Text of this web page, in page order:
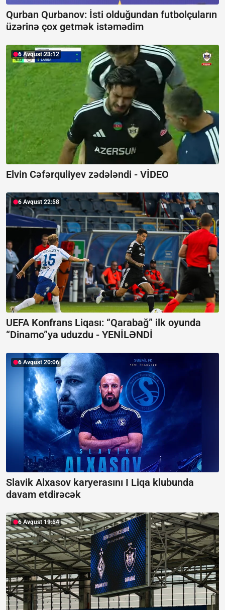
Qurban Qurbanov: İsti olduğundan futbolçuların
üzərinə çox getmək istəmədim
6 Avqust 23:12
Elvin Cəfərquliyev zədələndi - VİDEO
6 Avqust 22:58
UEFA Konfrans Liqası: “Qarabağ” ilk oyunda
“Dinamo”ya uduzdu - YENİLƏNDİ
6 Avqust 20:06
Slavik Alxasov karyerasını I Liqa klubunda
davam etdirəcək
6 Avqust 19:54